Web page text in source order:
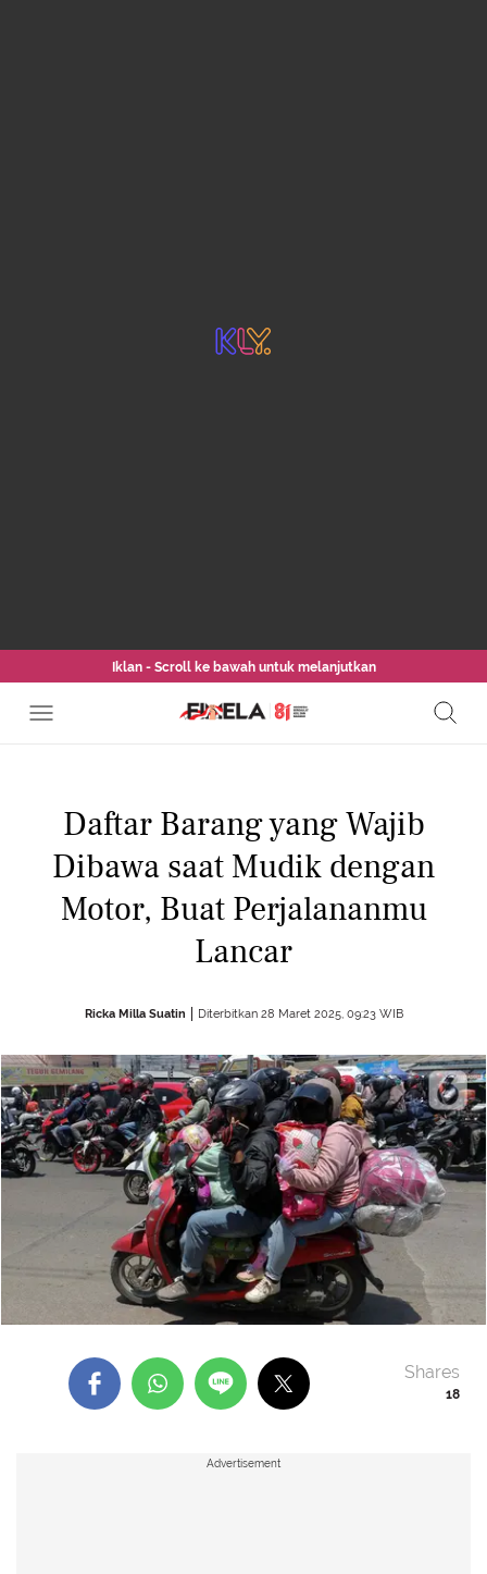
Iklan - Scroll ke bawah untuk melanjutkan
Daftar Barang yang Wajib
Dibawa saat Mudik dengan
Motor, Buat Perjalananmu
Lancar
Ricka Milla Suatin Diterbitkan 28 Maret 2025, 09:23 WIB
18
Shares
Advertisement